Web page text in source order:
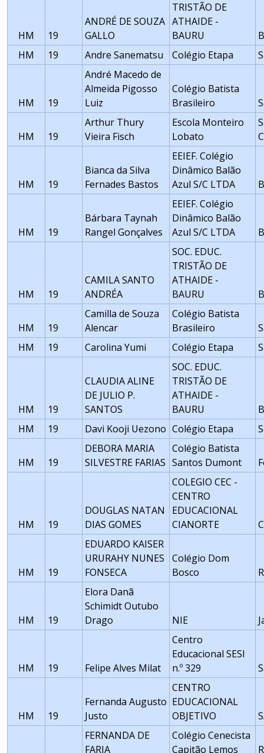
HM 19
ANDRÉ DE SOUZA
GALLO
TRISTÃO DE
ATHAIDE -
BAURU
HM
19 Andre Sanematsu Colégio Etapa
HM 19
André Macedo de
Almeida Pigosso
Luiz
Colégio Batista
Brasileiro
HM 19
Arthur Thury
Vieira Fisch
Escola Monteiro
Lobato
HM 19
Bianca da Silva
Fernades Bastos
EEIEF. Colégio
Dinâmico Balão
Azul S/C LTDA
HM 19
Bárbara Taynah
Rangel Gonçalves
EEIEF. Colégio
Dinâmico Balão
Azul S/C LTDA
HM 19
CAMILA SANTO
ANDRÉA
SOC. EDUC.
TRISTÃO DE
ATHAIDE -
BAURU
HM 19
Camilla de Souza
Alencar
Colégio Batista
Brasileiro
HM
19 Carolina Yumi Colégio Etapa
HM 19
CLAUDIA ALINE
DE JULIO P.
SANTOS
SOC. EDUC.
TRISTÃO DE
ATHAIDE -
BAURU
HM
19 Davi Kooji Uezono Colégio Etapa
HM 19
DEBORA MARIA
SILVESTRE FARIAS
Colégio Batista
Santos Dumont
HM 19
DOUGLAS NATAN
DIAS GOMES
COLEGIO CEC -
CENTRO
EDUCACIONAL
CIANORTE
HM 19
EDUARDO KAISER
URURAHY NUNES
FONSECA
Colégio Dom
Bosco
HM 19
Elora Danã
Schimidt Outubo
Drago
NIE
HM 19 Felipe Alves Milat
Centro
Educacional SESI
n.º 329
HM 19
Fernanda Augusto
Justo
CENTRO
EDUCACIONAL
OBJETIVO
FERNANDA DE
FARIA
Colégio Cenecista
Capitão Lemos